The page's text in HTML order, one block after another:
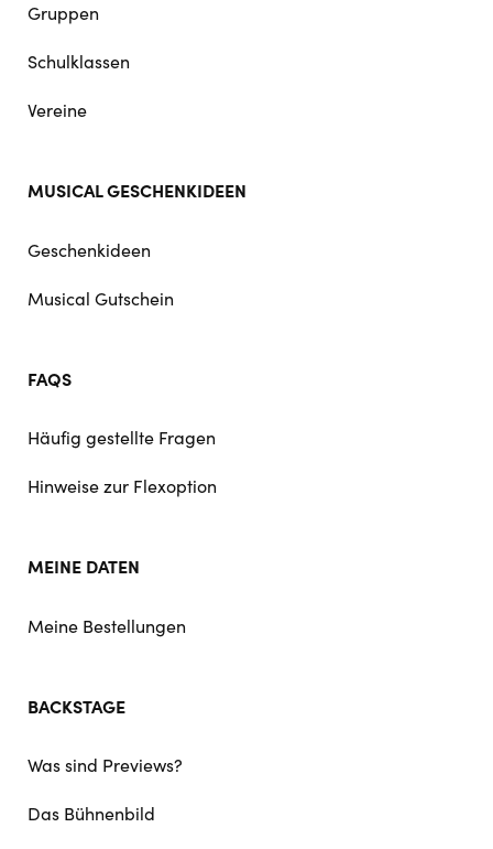
Gruppen
Schulklassen
Vereine
MUSICAL GESCHENKIDEEN
Geschenkideen
Musical Gutschein
FAQS
Häufig gestellte Fragen
Hinweise zur Flexoption
MEINE DATEN
Meine Bestellungen
BACKSTAGE
Was sind Previews?
Das Bühnenbild